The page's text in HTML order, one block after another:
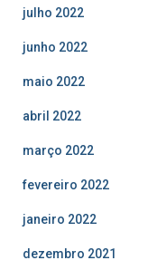
julho 2022
junho 2022
maio 2022
abril 2022
março 2022
fevereiro 2022
janeiro 2022
dezembro 2021